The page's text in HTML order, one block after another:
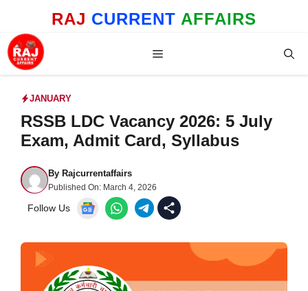
content
RAJ CURRENT AFFAIRS
Menu
JANUARY
RSSB LDC Vacancy 2026: 5 July
Exam, Admit Card, Syllabus
By Rajcurrentaffairs
Published On: March 4, 2026
Follow Us